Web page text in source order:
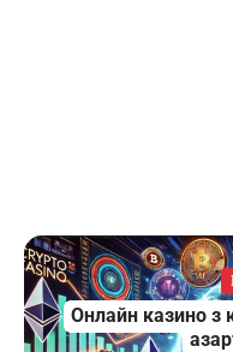
Онлайн казино з